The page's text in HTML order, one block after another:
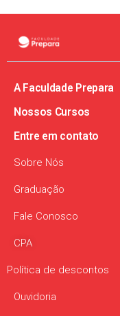
A Faculdade Prepara
Nossos Cursos​
Entre em contato
Sobre Nós
Graduação
Fale Conosco
CPA
Política de descontos
Ouvidoria